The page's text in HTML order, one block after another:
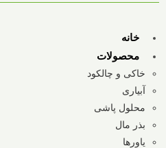
خانه
محصولات
خاکی و چالکود
آبیاری
محلول پاشی
بذر مال
یاورها